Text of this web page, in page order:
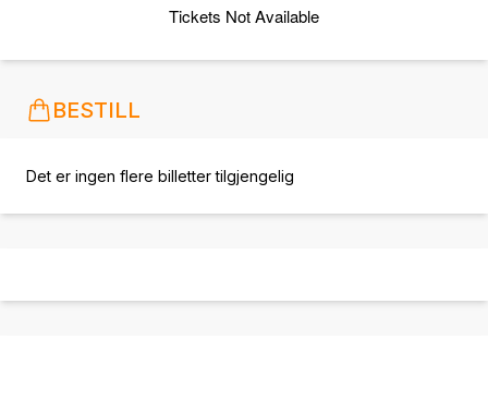
Tickets Not Available
BESTILL
Det er ingen flere billetter tilgjengelig